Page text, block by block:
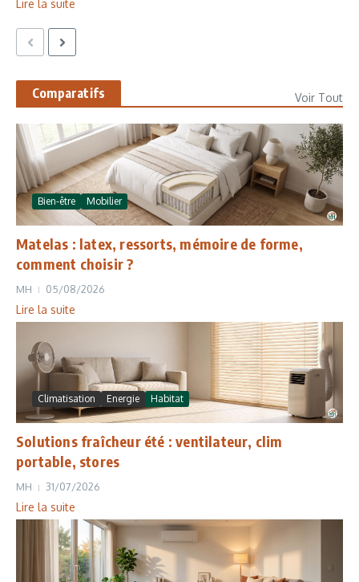
Lire la suite
Comparatifs Voir Tout
Bien-être Mobilier
Matelas : latex, ressorts, mémoire de forme,
comment choisir ?
MH 05/08/2026
Lire la suite
Climatisation Energie Habitat
Solutions fraîcheur été : ventilateur, clim
portable, stores
MH 31/07/2026
Lire la suite